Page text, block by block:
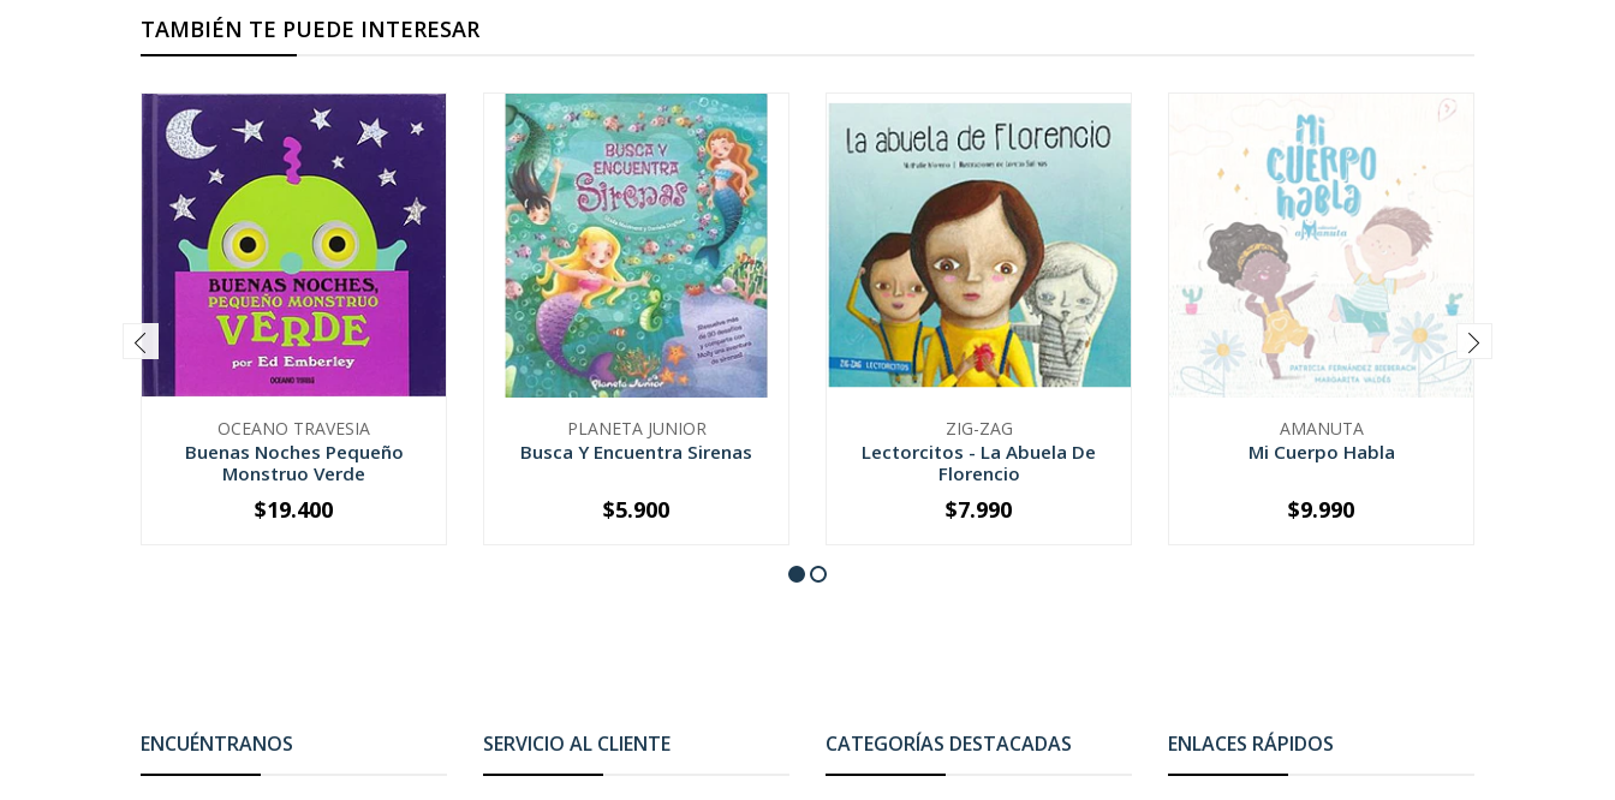
TAMBIÉN TE PUEDE INTERESAR
OCEANO TRAVESIA
Buenas Noches Pequeño
Monstruo Verde
+
$19.400
PLANETA JUNIOR
Busca Y Encuentra Sirenas
+
$5.900
ZIG-ZAG
Lectorcitos - La Abuela De
Florencio
+
$7.990
AMANUTA
Mi Cuerpo Habla
SOLD OUT
$9.990
ENCUÉNTRANOS SERVICIO AL CLIENTE CATEGORÍAS DESTACADAS ENLACES RÁPIDOS